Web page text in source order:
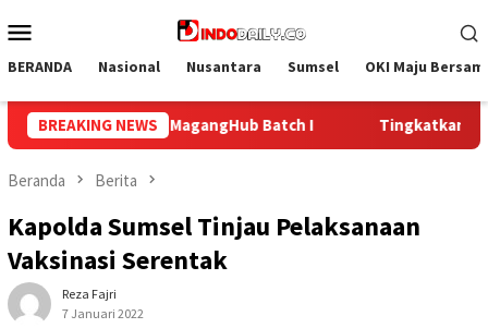
ke
Mobile
BERANDA Nasional Nusantara Sumsel OKI Maju
BREAKING NEWS
Kepedulian dan Kesehatan, Bapas Palembang Ikuti
Beranda Berita
Kapolda Sumsel Tinjau Pelaksanaan
Vaksinasi Serentak
Reza Fajri
7 Januari 2022